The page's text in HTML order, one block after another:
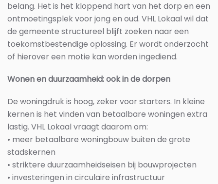
belang. Het is het kloppend hart van het dorp en een
ontmoetingsplek voor jong en oud. VHL Lokaal wil dat
de gemeente structureel blijft zoeken naar een
toekomstbestendige oplossing. Er wordt onderzocht
of hierover een motie kan worden ingediend.
Wonen en duurzaamheid: ook in de dorpen
De woningdruk is hoog, zeker voor starters. In kleine
kernen is het vinden van betaalbare woningen extra
lastig. VHL Lokaal vraagt daarom om:
• meer betaalbare woningbouw buiten de grote
stadskernen
• striktere duurzaamheidseisen bij bouwprojecten
• investeringen in circulaire infrastructuur